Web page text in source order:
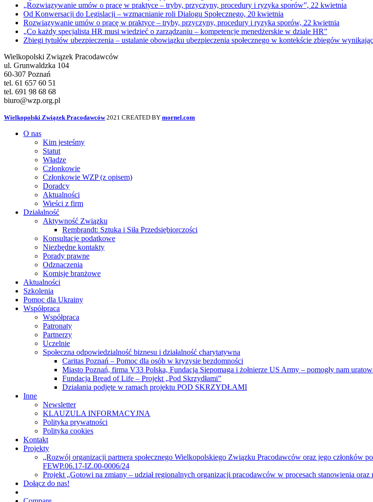
„Rozwiązywanie umów o pracę w praktyce – tryby, przyczyny, procedury i ryzyka sporów”, 22 kwietnia
Od Konwersacji do Legislacji – wzmacnianie roli Dialogu Społecznego, 20 kwietnia
Rozwiązywanie umów o pracę w praktyce – tryby, przyczyny, procedury i ryzyka sporów, 22 kwietnia
„Co każdy specjalista HR musi wiedzieć o zarządzaniu – kompetencje menedżerskie w dziale HR”
Zbiegi tytułów ubezpieczenia – ustalanie obowiązku ubezpieczenia społecznego w kontekście zbiegów
Wielkopolski Związek Pracodawców
ul. Grunwaldzka 104
60-307 Poznań
tel. 61 657 60 51
tel. 691 98 68 68
biuro@wzp.org.pl
Wielkopolski Związek Pracodawców 2021 CREATED BY mornel.com
O nas
Kim jesteśmy
Statut
Władze
Członkowie
Członkowie WZP (z opisem)
Doradcy
Aktualności
Wieści z firm
Działalność
Aktywność Związku
Rembrandt: Sztuka i Siła Przedsiębiorczości
Konsultacje podatkowe
Niezbędne kontakty
Porady prawne
Odznaczenia
Komisje branżowe
Aktualności
Szkolenia
Pomoc dla Ukrainy
Współpraca
Współpraca
Patronaty
Partnerzy
Uczelnie
Społeczna odpowiedzialność biznesu i działalność charytatywna
Caritas Poznań – Pomoc dla osób w kryzysie bezdomności
Miasto Poznań, firma V33 Polska, Fundacja Siepomaga i żołnierze US Army – pomogły nam
Fundacja Bread of Life – Projekt „Pod Skrzydłami”
Działania podjęte w ramach projektu POD SKRZYDŁAMI
Inne
Newsletter
KLAUZULA INFORMACYJNA
Polityka prywatności
Polityka cookies
Kontakt
Projekty
„Rozwój organizacji partnera społecznego Wielkopolskiego Związku Pracodawców oraz jego członków
FEWP.06.17-IZ.00-0006/24
Projekt „Gotowi na zmiany – udział regionalnych organizacji pracodawców w procesach stanowienia
Dołącz do nas!